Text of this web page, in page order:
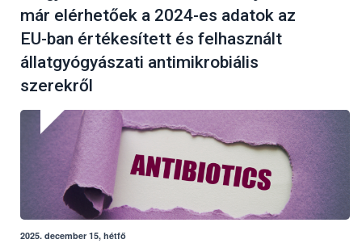
már elérhetőek a 2024-es adatok az
EU-ban értékesített és felhasznált
állatgyógyászati antimikrobiális
szerekről
2025. december 15, hétfő